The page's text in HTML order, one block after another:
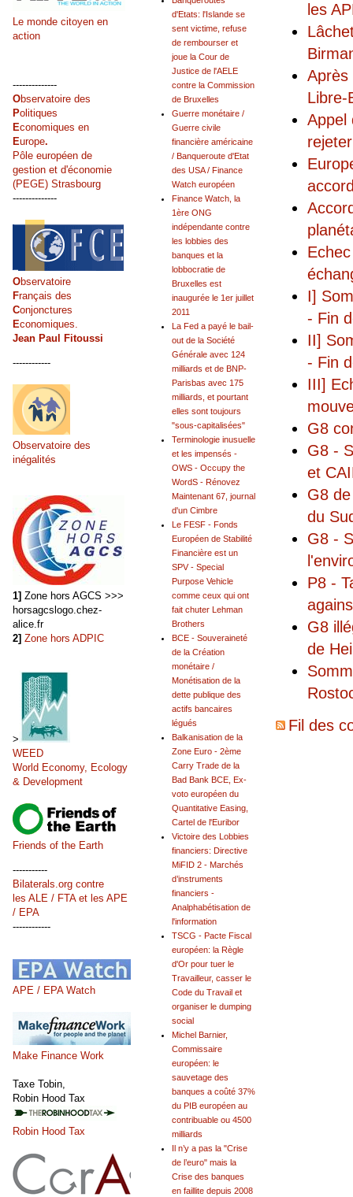
les
Après
Libre-
Appel
I]
- Fin
II]
- Fin
III]
G8
G8 -
et
G8
du
G8 -
P8 -
G8
de
Fil des
d'Etats: l'Islande se
sent victime, refuse
de rembourser et
joue la Cour de
Justice de l'AELE
contre la Commission
de Bruxelles
Guerre monétaire /
Guerre civile
financière américaine
/ Banqueroute d'Etat
des USA / Finance
Watch européen
Finance Watch, la
1ère ONG
indépendante contre
les lobbies des
banques et la
lobbocratie de
Bruxelles est
inaugurée le 1er juillet
2011
La Fed a payé le bail-
out de la Société
Générale avec 124
milliards et de BNP-
Parisbas avec 175
milliards, et pourtant
elles sont toujours
"sous-capitalisées"
Terminologie inusuelle
et les impensés -
OWS - Occupy the
WordS - Rénovez
Maintenant 67, journal
d'un Cimbre
Le FESF - Fonds
Européen de Stabilité
Financière est un
SPV - Special
Purpose Vehicle
comme ceux qui ont
fait chuter Lehman
Brothers
BCE - Souveraineté
de la Création
monétaire /
Monétisation de la
dette publique des
actifs bancaires
légués
Balkanisation de la
Zone Euro - 2ème
Carry Trade de la
Bad Bank BCE, Ex-
voto européen du
Quantitative Easing,
Cartel de l'Euribor
Victoire des Lobbies
financiers: Directive
MiFID 2 - Marchés
d’instruments
financiers -
Analphabétisation de
l'information
TSCG - Pacte Fiscal
européen: la Règle
d'Or pour tuer le
Travailleur, casser le
Code du Travail et
organiser le dumping
social
Michel Barnier,
Commissaire
européen: le
sauvetage des
banques a coûté 37%
du PIB européen au
contribuable ou 4500
milliards
Il n’y a pas la "Crise
de l’euro" mais la
Crise des banques
en faillite depuis 2008
Le monde citoyen en
action
--------------
Observatoire des
Politiques
Economiques en
Europe.
Pôle européen de
gestion et d'économie
(PEGE) Strasbourg
--------------
Observatoire
Français des
Conjonctures
Economiques.
Jean Paul Fitoussi
------------
Observatoire des
inégalités
1] Zone hors AGCS >>>
horsagcslogo.chez-
alice.fr
2] Zone hors ADPIC
>
WEED
World Economy, Ecology
& Development
Friends of the Earth
-----------
Bilaterals.org contre
les ALE / FTA et les APE
/ EPA
------------
APE / EPA Watch
Make Finance Work
Taxe Tobin,
Robin Hood Tax
Robin Hood Tax